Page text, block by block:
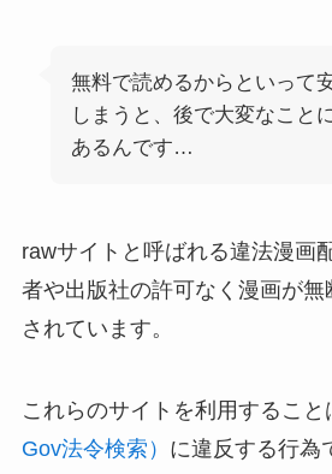
無料で読めるからといって
しまうと、後で大変なこと
あるんです…
rawサイトと呼ばれる違法漫画
者や出版社の許可なく漫画が無
されています。
これらのサイトを利用すること
Gov法令検索） に違反する行為